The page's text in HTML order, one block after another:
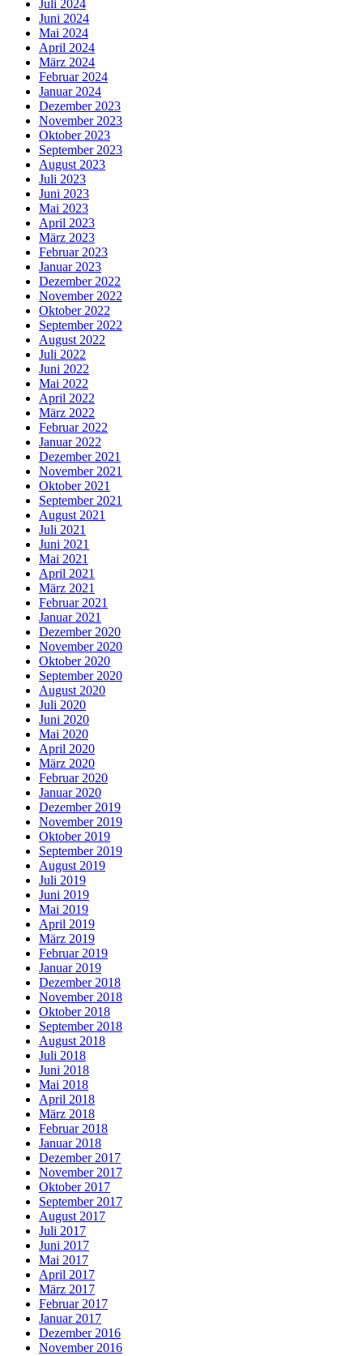
Juli 2024
Juni 2024
Mai 2024
April 2024
März 2024
Februar 2024
Januar 2024
Dezember 2023
November 2023
Oktober 2023
September 2023
August 2023
Juli 2023
Juni 2023
Mai 2023
April 2023
März 2023
Februar 2023
Januar 2023
Dezember 2022
November 2022
Oktober 2022
September 2022
August 2022
Juli 2022
Juni 2022
Mai 2022
April 2022
März 2022
Februar 2022
Januar 2022
Dezember 2021
November 2021
Oktober 2021
September 2021
August 2021
Juli 2021
Juni 2021
Mai 2021
April 2021
März 2021
Februar 2021
Januar 2021
Dezember 2020
November 2020
Oktober 2020
September 2020
August 2020
Juli 2020
Juni 2020
Mai 2020
April 2020
März 2020
Februar 2020
Januar 2020
Dezember 2019
November 2019
Oktober 2019
September 2019
August 2019
Juli 2019
Juni 2019
Mai 2019
April 2019
März 2019
Februar 2019
Januar 2019
Dezember 2018
November 2018
Oktober 2018
September 2018
August 2018
Juli 2018
Juni 2018
Mai 2018
April 2018
März 2018
Februar 2018
Januar 2018
Dezember 2017
November 2017
Oktober 2017
September 2017
August 2017
Juli 2017
Juni 2017
Mai 2017
April 2017
März 2017
Februar 2017
Januar 2017
Dezember 2016
November 2016